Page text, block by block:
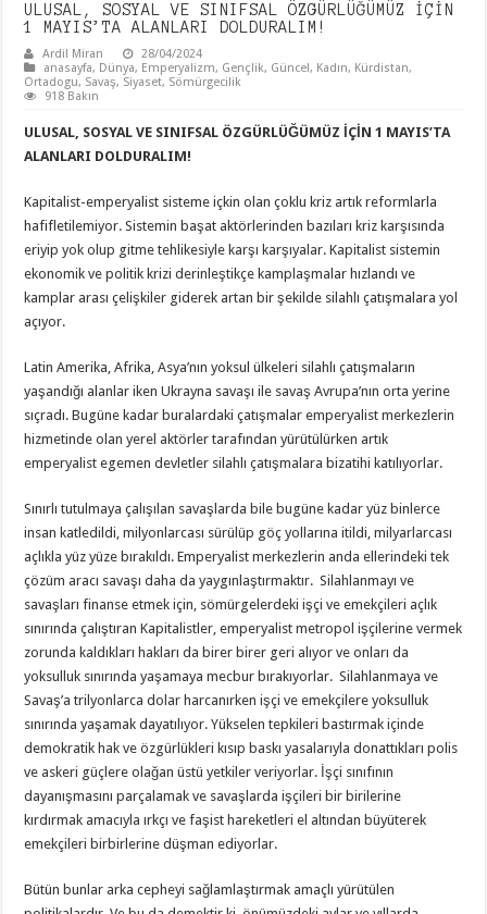
ULUSAL, SOSYAL VE SINIFSAL ÖZGÜRLÜĞÜMÜZ İÇİN
1 MAYIS’TA ALANLARI DOLDURALIM!
Ardil Miran
28/04/2024
anasayfa, Dünya, Emperyalizm, Gençlik, Güncel, Kadın, Kürdistan,
Ortadogu, Savaş, Siyaset, Sömürgecilik
918 Bakın
ULUSAL, SOSYAL VE SINIFSAL ÖZGÜRLÜĞÜMÜZ İÇİN 1 MAYIS’TA
ALANLARI DOLDURALIM!
Kapitalist-emperyalist sisteme içkin olan çoklu kriz artık reformlarla
hafifletilemiyor. Sistemin başat aktörlerinden bazıları kriz karşısında
eriyip yok olup gitme tehlikesiyle karşı karşıyalar. Kapitalist sistemin
ekonomik ve politik krizi derinleştikçe kamplaşmalar hızlandı ve
kamplar arası çelişkiler giderek artan bir şekilde silahlı çatışmalara yol
açıyor.
Latin Amerika, Afrika, Asya’nın yoksul ülkeleri silahlı çatışmaların
yaşandığı alanlar iken Ukrayna savaşı ile savaş Avrupa’nın orta yerine
sıçradı. Bugüne kadar buralardaki çatışmalar emperyalist merkezlerin
hizmetinde olan yerel aktörler tarafından yürütülürken artık
emperyalist egemen devletler silahlı çatışmalara bizatihi katılıyorlar.
Sınırlı tutulmaya çalışılan savaşlarda bile bugüne kadar yüz binlerce
insan katledildi, milyonlarcası sürülüp göç yollarına itildi, milyarlarcası
açlıkla yüz yüze bırakıldı. Emperyalist merkezlerin anda ellerindeki tek
çözüm aracı savaşı daha da yaygınlaştırmaktır. Silahlanmayı ve
savaşları finanse etmek için, sömürgelerdeki işçi ve emekçileri açlık
sınırında çalıştıran Kapitalistler, emperyalist metropol işçilerine vermek
zorunda kaldıkları hakları da birer birer geri alıyor ve onları da
yoksulluk sınırında yaşamaya mecbur bırakıyorlar. Silahlanmaya ve
Savaş’a trilyonlarca dolar harcanırken işçi ve emekçilere yoksulluk
sınırında yaşamak dayatılıyor. Yükselen tepkileri bastırmak içinde
demokratik hak ve özgürlükleri kısıp baskı yasalarıyla donattıkları polis
ve askeri güçlere olağan üstü yetkiler veriyorlar. İşçi sınıfının
dayanışmasını parçalamak ve savaşlarda işçileri bir birilerine
kırdırmak amacıyla ırkçı ve faşist hareketleri el altından büyüterek
emekçileri birbirlerine düşman ediyorlar.
Bütün bunlar arka cepheyi sağlamlaştırmak amaçlı yürütülen